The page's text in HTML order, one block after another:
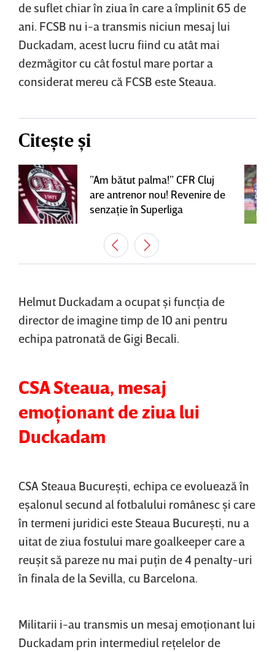
de suflet chiar în ziua în care a împlinit 65 de
ani. FCSB nu i-a transmis niciun mesaj lui
Duckadam, acest lucru fiind cu atât mai
dezmăgitor cu cât fostul mare portar a
considerat mereu că FCSB este Steaua.
Citește și
”Am bătut palma!” CFR Cluj
are antrenor nou! Revenire de
senzaţie în Superliga
Helmut Duckadam a ocupat şi funcţia de
director de imagine timp de 10 ani pentru
echipa patronată de Gigi Becali.
CSA Steaua, mesaj
emoţionant de ziua lui
Duckadam
CSA Steaua Bucureşti, echipa ce evoluează în
eşalonul secund al fotbalului românesc şi care
în termeni juridici este Steaua Bucureşti, nu a
uitat de ziua fostului mare goalkeeper care a
reuşit să pareze nu mai puţin de 4 penalty-uri
în finala de la Sevilla, cu Barcelona.
Militarii i-au transmis un mesaj emoţionant lui
Duckadam prin intermediul reţelelor de